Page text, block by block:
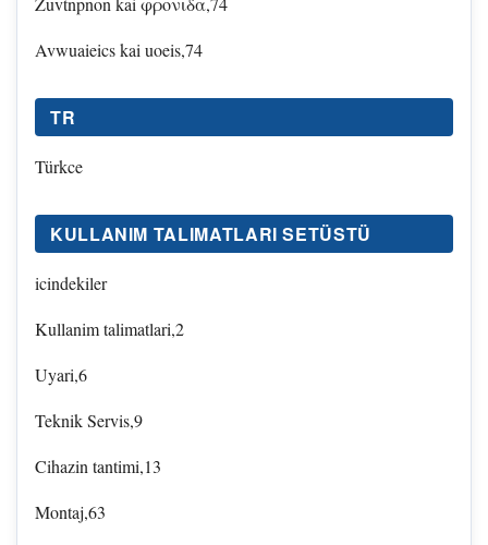
Avwuaieics kai uoeis,74
TR
Türkce
KULLANIM TALIMATLARI SETÜSTÜ
icindekiler
Kullanim talimatlari,2
Uyari,6
Teknik Servis,9
Cihazin tantimi,13
Montaj,63